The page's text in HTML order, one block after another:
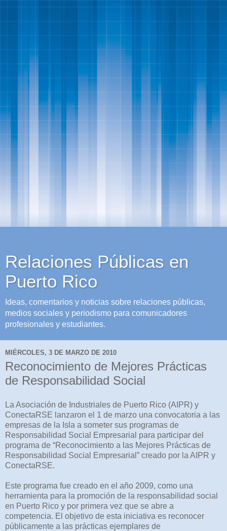
Relaciones Públicas en
Puerto Rico
Ideas, comentarios y noticias sobre relaciones públicas,
medios sociales y periodismo para comunicadores
profesionales y estudiantes.
MIÉRCOLES, 3 DE MARZO DE 2010
Reconocimiento de Mejores Prácticas
de Responsabilidad Social
La Asociación de Industriales de Puerto Rico (AIPR) y
ConectaRSE lanzaron el 1 de marzo una convocatoria a las
empresas de la Isla a someter sus programas de
Responsabilidad Social Empresarial para participar del
programa de “Reconocimiento a las Mejores Prácticas de
Responsabilidad Social Empresarial” creado por la AIPR y
ConectaRSE.
Este programa fue creado en el año 2009, como una
herramienta para la promoción de la responsabilidad social
en Puerto Rico y por primera vez que se abre a
competencia. El objetivo de esta iniciativa es reconocer
públicamente a las prácticas ejemplares de